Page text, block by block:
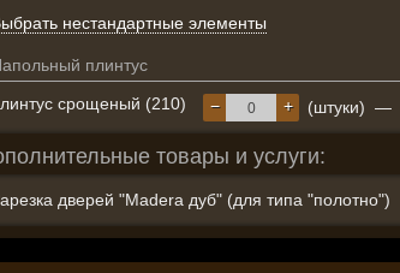
нестандартные элементы
плинтус
срощеный (210)
+
− (штуки) —
товары и услуги:
дверей "Madera дуб" (для типа "полотно")